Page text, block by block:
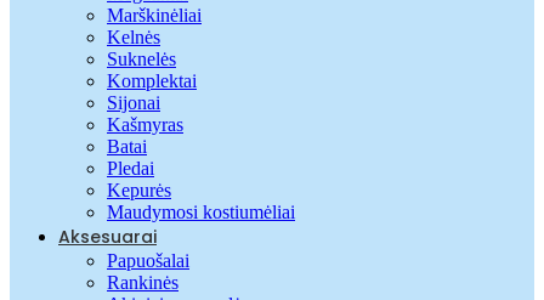
Marškinėliai
Kelnės
Suknelės
Komplektai
Sijonai
Kašmyras
Batai
Pledai
Kepurės
Maudymosi kostiumėliai
Aksesuarai
Papuošalai
Rankinės